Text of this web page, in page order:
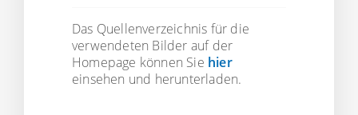
Das Quellenverzeichnis für die
verwendeten Bilder auf der
Homepage können Sie hier
einsehen und herunterladen.